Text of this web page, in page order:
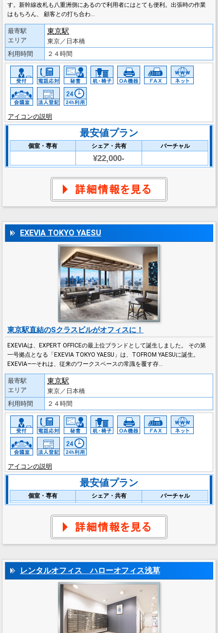
す。新幹線改札も八重洲側にあるので利用者にはとても便利。出張時の作業
はもちろん、 顧客との打ち合わ…
最寄駅
エリア
東京駅
東京／日本橋
利用時間
２４時間
アイコンの説明
最安値プラン
個室・専有 シェア・共有 バーチャル
¥22,000-
EXEVIA TOKYO YAESU
東京駅直結のSクラスビルがオフィスに！
EXEVIAは、EXPERT OFFICEの最上位ブランドとして誕生しました。 その第
一号拠点となる「EXEVIA TOKYO YAESU」は、TOFROM YAESUに誕生。
EXEVIA――それは、従来のワークスペースの常識を覆す存…
最寄駅
エリア
東京駅
東京／日本橋
利用時間
２４時間
アイコンの説明
最安値プラン
個室・専有 シェア・共有 バーチャル
レンタルオフィス ハローオフィス浅草